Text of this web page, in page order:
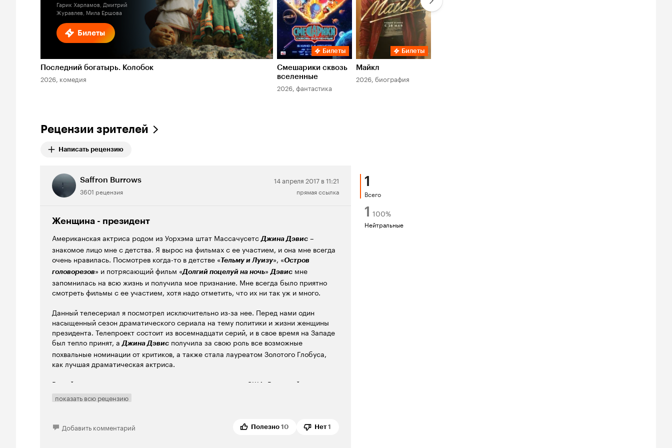
Билеты
Гарик Харламов, Дмитрий
Журавлев, Мила Ершова
Последний богатырь. Колобок
2026, комедия
Билеты
Смешарики сквозь
вселенные
2026, фантастика
Билеты
Майкл
2026, биография
Рецензии зрителей
Написать рецензию
Saffron Burrows
3601 рецензия
Нейтральная
рецензия
14 апреля 2017 в 11:21
прямая ссылка
Женщина - президент
Американская актриса родом из Уорхэма штат Массачусетс Джина Дэвис –
знакомое лицо мне с детства. Я вырос на фильмах с ее участием, и она мне всегда
очень нравилась. Посмотрев когда-то в детстве «Тельму и Луизу», «Остров
головорезов» и потрясающий фильм «Долгий поцелуй на ночь» Дэвис мне
запомнилась на всю жизнь и получила мое признание. Мне всегда было приятно
смотреть фильмы с ее участием, хотя надо отметить, что их ни так уж и много.
Данный телесериал я посмотрел исключительно из-за нее. Перед нами один
насыщенный сезон драматического сериала на тему политики и жизни женщины
президента. Телепроект состоит из восемнадцати серий, и в свое время на Западе
был тепло принят, а Джина Дэвис получила за свою роль все возможные
похвальные номинации от критиков, а также стала лауреатом Золотого Глобуса,
как лучшая драматическая актриса.
В этой истории мы видим первую женщину президента в США. Встречайте
обязанности занять его место. Маккензи пришлось принимать невероятно трудные
– главнокомандующим, чье слово всегда будет последним…
показать всю рецензию
Добавить комментарий Полезно 10 Нет 1
1
Всего
1 100%
Нейтральные